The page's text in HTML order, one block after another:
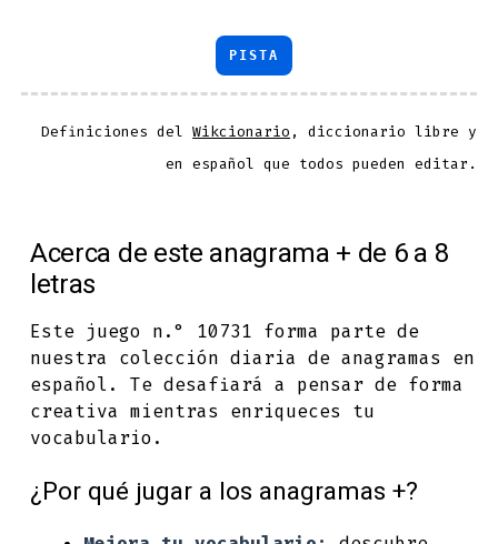
PISTA
Definiciones delWikcionario , diccionario libre y
en español que todos pueden editar.
Acerca de este anagrama + de 6 a 8
letras
Este juego n.° 10731 forma parte de
nuestra colección diaria de anagramas en
español. Te desafiará a pensar de forma
creativa mientras enriqueces tu
vocabulario.
¿Por qué jugar a los anagramas +?